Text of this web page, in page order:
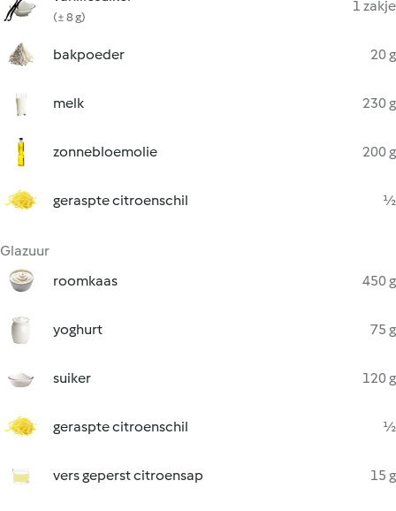
(± 8 g)
1 zakje
bakpoeder 20 g
melk 230 g
zonnebloemolie 200 g
geraspte citroenschil ½
Glazuur
roomkaas
450 g
yoghurt 75 g
suiker 120 g
geraspte citroenschil ½
vers geperst citroensap 15 g